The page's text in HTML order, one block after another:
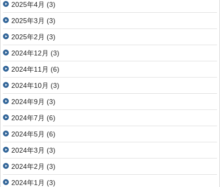
2025年4月 (3)
2025年3月 (3)
2025年2月 (3)
2024年12月 (3)
2024年11月 (6)
2024年10月 (3)
2024年9月 (3)
2024年7月 (6)
2024年5月 (6)
2024年3月 (3)
2024年2月 (3)
2024年1月 (3)